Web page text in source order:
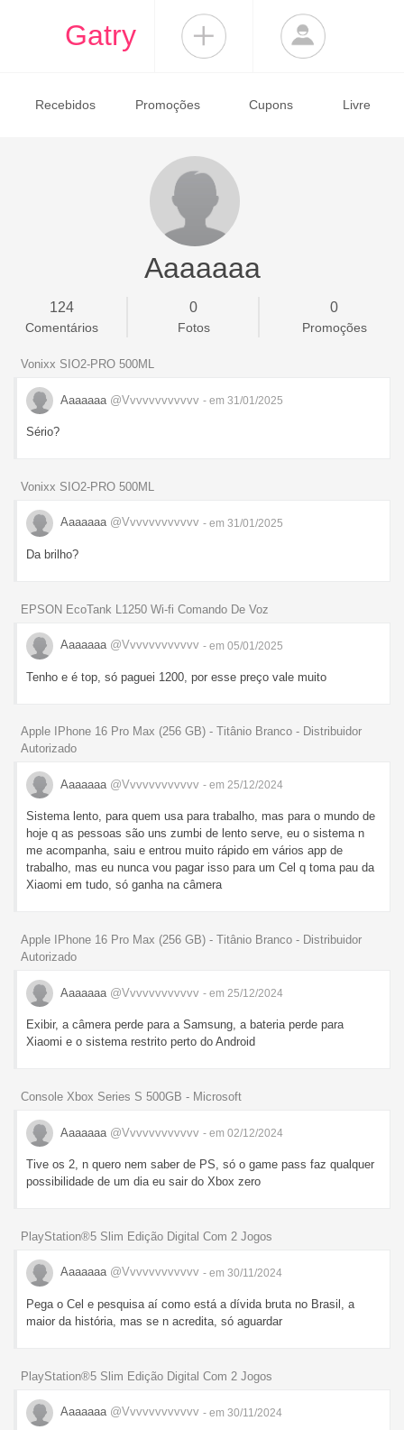
Gatry
Recebidos Promoções Cupons Livre
Aaaaaaa
124
Comentários
0
Fotos
0
Promoções
Vonixx SIO2-PRO 500ML
Aaaaaaa @Vvvvvvvvvvvv - em 31/01/2025
Sério?
Vonixx SIO2-PRO 500ML
Aaaaaaa @Vvvvvvvvvvvv - em 31/01/2025
Da brilho?
EPSON EcoTank L1250 Wi-fi Comando De Voz
Aaaaaaa @Vvvvvvvvvvvv - em 05/01/2025
Tenho e é top, só paguei 1200, por esse preço vale muito
Apple IPhone 16 Pro Max (256 GB) - Titânio Branco - Distribuidor
Autorizado
Aaaaaaa @Vvvvvvvvvvvv - em 25/12/2024
Sistema lento, para quem usa para trabalho, mas para o mundo de
hoje q as pessoas são uns zumbi de lento serve, eu o sistema n
me acompanha, saiu e entrou muito rápido em vários app de
trabalho, mas eu nunca vou pagar isso para um Cel q toma pau da
Xiaomi em tudo, só ganha na câmera
Apple IPhone 16 Pro Max (256 GB) - Titânio Branco - Distribuidor
Autorizado
Aaaaaaa @Vvvvvvvvvvvv - em 25/12/2024
Exibir, a câmera perde para a Samsung, a bateria perde para
Xiaomi e o sistema restrito perto do Android
Console Xbox Series S 500GB - Microsoft
Aaaaaaa @Vvvvvvvvvvvv - em 02/12/2024
Tive os 2, n quero nem saber de PS, só o game pass faz qualquer
possibilidade de um dia eu sair do Xbox zero
PlayStation®5 Slim Edição Digital Com 2 Jogos
Aaaaaaa @Vvvvvvvvvvvv - em 30/11/2024
Pega o Cel e pesquisa aí como está a dívida bruta no Brasil, a
maior da história, mas se n acredita, só aguardar
PlayStation®5 Slim Edição Digital Com 2 Jogos
Aaaaaaa @Vvvvvvvvvvvv - em 30/11/2024